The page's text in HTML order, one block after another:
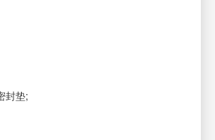
封垫;